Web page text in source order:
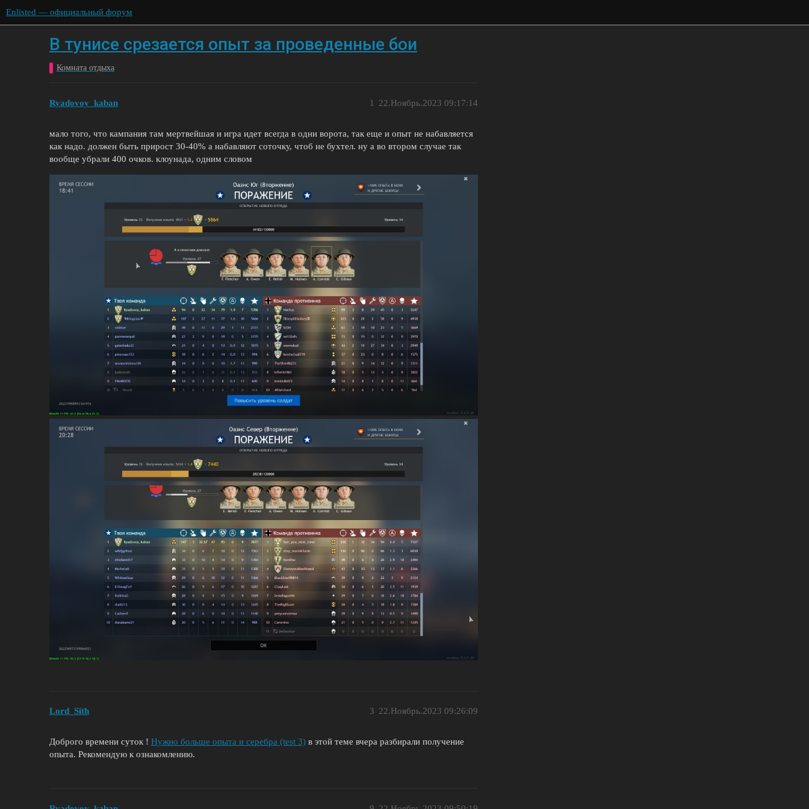
Enlisted — официальный форум
В тунисе срезается опыт за проведенные бои
Комната отдыха
Ryadovoy_kaban 22.Ноябрь.2023 09:17:14
1
мало того, что кампания там мертвейшая и игра идет всегда в одни ворота, так еще и опыт не набавляется
как надо. должен быть прирост 30-40% а набавляют соточку, чтоб не бухтел. ну а во втором случае так
вообще убрали 400 очков. клоунада, одним словом
Lord_Sith 22.Ноябрь.2023 09:26:09
3
Доброго времени суток ! Нужно больше опыта и серебра (test 3) в этой теме вчера разбирали получение
опыта. Рекомендую к ознакомлению.